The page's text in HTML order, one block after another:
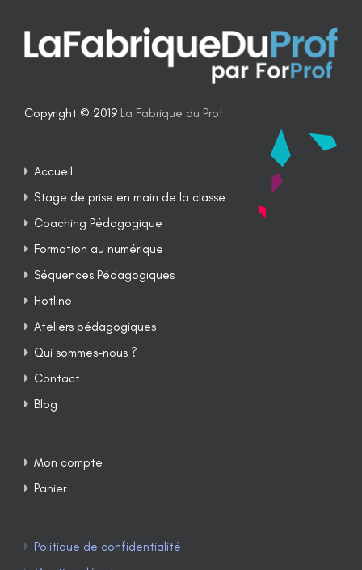
Copyright © 2019 La Fabrique du Prof
Accueil
Stage de prise en main de la classe
Coaching Pédagogique
Formation au numérique
Séquences Pédagogiques
Hotline
Ateliers pédagogiques
Qui sommes-nous ?
Contact
Blog
Mon compte
Panier
Politique de confidentialité